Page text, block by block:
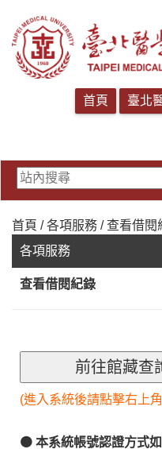
首頁 / 各項服務 / 查看借閱
各項服務
查看借閱紀錄
(進入系統後請點擊右上
🟠 本系統帳號認證方式如